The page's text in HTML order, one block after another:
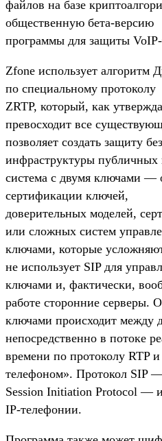
файлов на базе
общественную бета-версию
программы для защиты
Zfone использует алгоритм
по специальному протоколу
ZRTP, который, как
превосходит все
позволяет создать защиту
инфраструктуры
система с двумя ключами —
сертификации ключей,
доверительных моделей,
или сложных систем
ключами, которые
не использует SIP для
ключами и, фактически,
работе сторонние серверы.
ключами происходит между
непосредственно в потоке
времени по протоколу RTP
телефоном». Протокол SIP
Session Initiation Protocol —
IP-телефонии.